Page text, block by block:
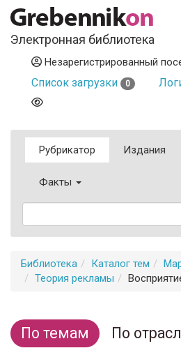
Электронная библиотека
Незарегистрированный
Список загрузки 0
Рубрикатор Издания
Факты
Библиотека Каталог тем
Теория рекламы
По темам
По